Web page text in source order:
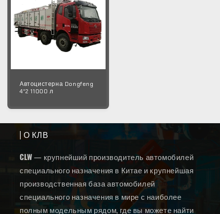
Автоцистерна Dongfeng
4*2 11000 л
| О КЛВ
CLW— крупнейший производитель автомобилей
специального назначения в Китае и крупнейшая
производственная база автомобилей
специального назначения в мире с наиболее
полным модельным рядом, где вы можете найти